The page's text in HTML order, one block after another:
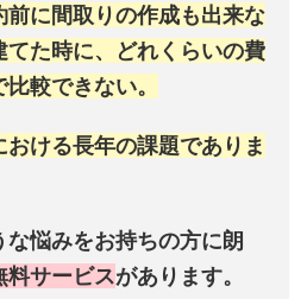
前に間取りの作成も出来な
てた時に、どれくらいの費
較できない。
ける長年の課題でありま
な悩みをお持ちの方に朗
料サービスがあります。